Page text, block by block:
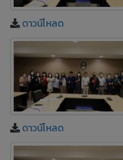
ดาวน์โหลด
ดาวน์โหลด